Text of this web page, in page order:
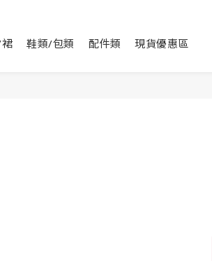
鞋類/包類 配件類 現貨優惠區